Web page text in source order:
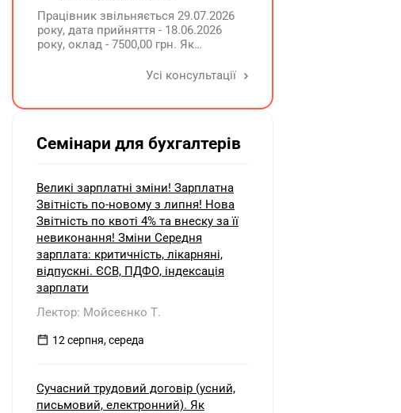
Працівник звільняється 29.07.2026
року, дата прийняття - 18.06.2026
року, оклад - 7500,00 грн. Як
невикористаних днів відпустки при
Усі консультації
Семінари для бухгалтерів
Великі зарплатні зміни! Зарплатна
Звітність по-новому з липня! Нова
Звітність по квоті 4% та внеску за її
невиконання! Зміни Середня
зарплата: критичність, лікарняні,
відпускні. ЄСВ, ПДФО, індексація
зарплати
Лектор: Мойсеєнко Т.
12 серпня, середа
Сучасний трудовий договір (усний,
письмовий, електронний). Як